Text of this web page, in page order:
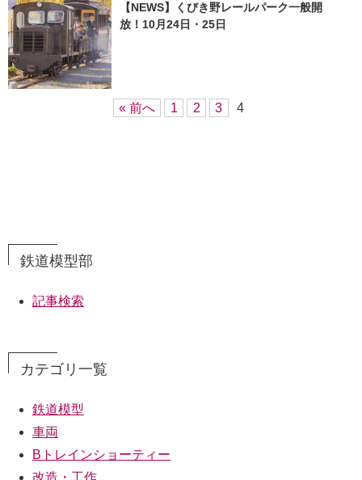
【NEWS】くびき野レールパーク一般開
放！10月24日・25日
« 前へ 1 2 3 4
鉄道模型部
記事検索
カテゴリ一覧
鉄道模型
車両
Bトレインショーティー
改造・工作